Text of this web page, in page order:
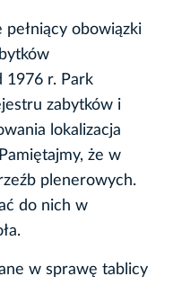
pełniący obowiązki
1976 r. Park
zabytków i
lokalizacja
że w
plenerowych.
do nich w
w sprawę tablicy